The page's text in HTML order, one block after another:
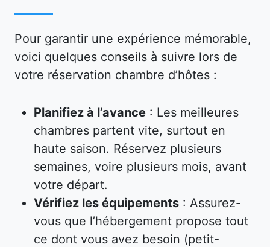
Pour garantir une expérience mémorable,
voici quelques conseils à suivre lors de
votre réservation chambre d’hôtes :
Planifiez à l’avance : Les meilleures
chambres partent vite, surtout en
haute saison. Réservez plusieurs
semaines, voire plusieurs mois, avant
votre départ.
Vérifiez les équipements : Assurez-
vous que l’hébergement propose tout
ce dont vous avez besoin (petit-